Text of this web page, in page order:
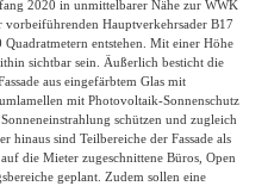
2020 in unmittelbarer Nähe zur WWK
vorbeiführenden Hauptverkehrsader B17
entstehen. Mit einer Höhe
sichtbar sein. Äußerlich besticht die
aus eingefärbtem Glas mit
mit Photovoltaik-Sonnenschutz
schützen und zugleich
hinaus sind Teilbereiche der Fassade als
die Mieter zugeschnittene Büros, Open
geplant. Zudem sollen eine